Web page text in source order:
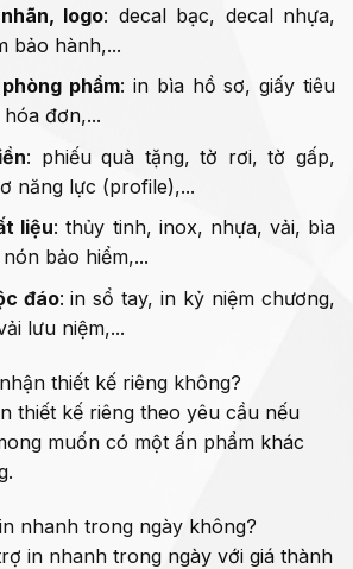
logo: decal bạc, decal nhựa,
bảo hành,...
phẩm: in bìa hồ sơ, giấy tiêu
đơn,...
: phiếu quà tặng, tờ rơi, tờ gấp,
năng lực (profile),...
liệu: thủy tinh, inox, nhựa, vải, bìa
bảo hiểm,...
đáo: in sổ tay, in kỷ niệm chương,
lưu niệm,...
thiết kế riêng không?
thiết kế riêng theo yêu cầu nếu
muốn có một ấn phẩm khác
nhanh trong ngày không?
in nhanh trong ngày với giá thành